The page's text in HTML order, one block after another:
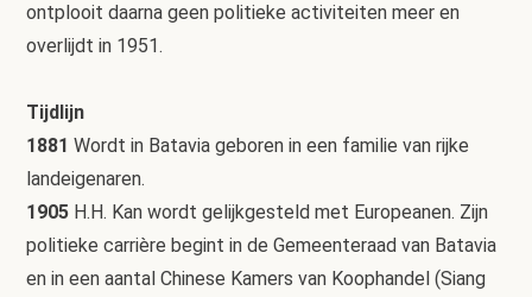
ontplooit daarna geen politieke activiteiten meer en
overlijdt in 1951.
Tijdlijn
1881Wordt in Batavia geboren in een familie van rijke
landeigenaren.
1905 H.H. Kan wordt gelijkgesteld met Europeanen. Zijn
politieke carrière begint in de Gemeenteraad van Batavia
en in een aantal Chinese Kamers van Koophandel (Siang